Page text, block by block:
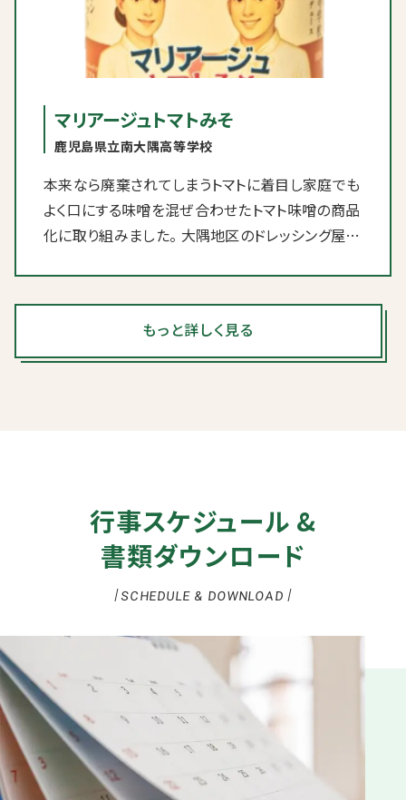
るようになりました。
マリアージュトマトみそ
鹿児島県立南大隅高等学校
本来なら廃棄されてしまうトマトに着目し家庭でも
よく口にする味噌を混ぜ合わせたトマト味噌の商品
化に取り組みました。 大隅地区のドレッシング屋
島土産の定番である豚みそをヒントに、開発しまし
た。味については試食の感想を伝えた程度ですが、
ラベルつくりはＡＩも活用しながら、制作しました。
もっと詳しく見る
行事スケジュール &
書類ダウンロード
SCHEDULE & DOWNLOAD